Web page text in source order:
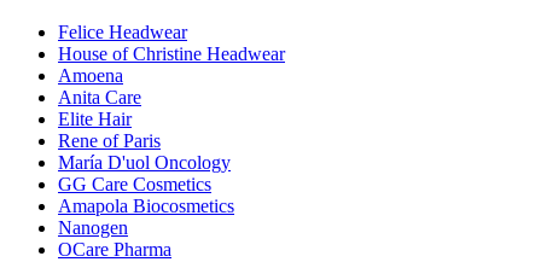
Felice Headwear
House of Christine Headwear
Amoena
Anita Care
Elite Hair
Rene of Paris
María D'uol Oncology
GG Care Cosmetics
Amapola Biocosmetics
Nanogen
OCare Pharma